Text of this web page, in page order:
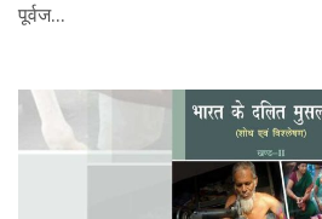
पूर्वज...